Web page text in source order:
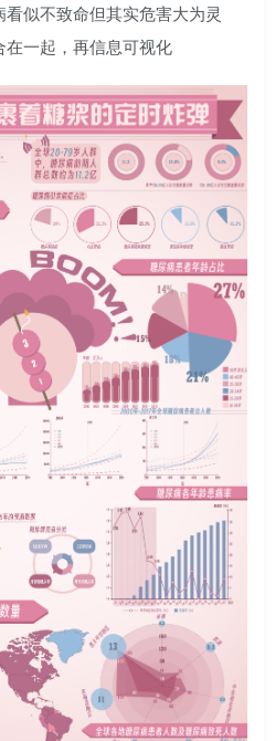
似不致命但其实危害大为灵
一起，再信息可视化